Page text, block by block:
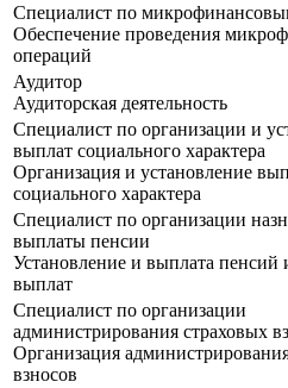
Специалист по
Обеспечение проведения
операций
Аудитор
Аудиторская деятельность
Специалист по организации и
выплат социального характера
Организация и установление
социального характера
Специалист по организации
выплаты пенсии
Установление и выплата
выплат
Специалист по организации
администрирования страховых
Организация
взносов